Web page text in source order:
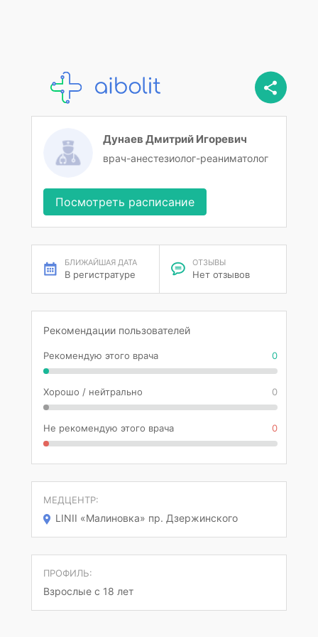
Дунаев Дмитрий Игоревич
врач-анестезиолог-реаниматолог
Посмотреть расписание
БЛИЖАЙШАЯ ДАТА
В регистратуре
ОТЗЫВЫ
Нет отзывов
Рекомендации пользователей
Рекомендую этого врача 0
Хорошо / нейтрально 0
Не рекомендую этого врача 0
МЕДЦЕНТР:
LINII «Малиновка» пр. Дзержинского
ПРОФИЛЬ:
Взрослые с 18 лет